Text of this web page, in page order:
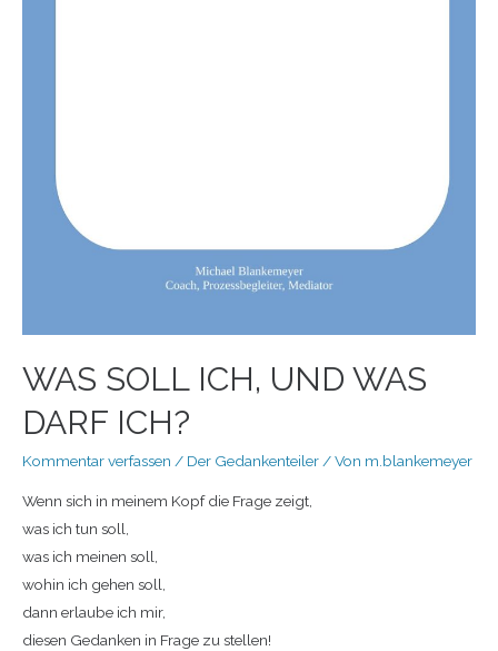
WAS SOLL ICH, UND WAS
DARF ICH?
Kommentar verfassen / Der Gedankenteiler/ Von m.blankemeyer
Wenn sich in meinem Kopf die Frage zeigt,
was ich tun soll,
was ich meinen soll,
wohin ich gehen soll,
dann erlaube ich mir,
diesen Gedanken in Frage zu stellen!